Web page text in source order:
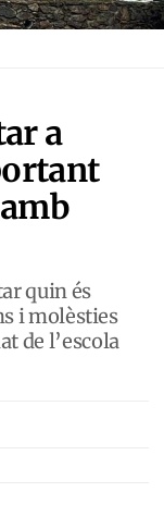
a
quin és
i molèsties
de l’escola